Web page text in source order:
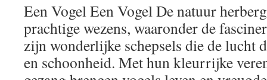
Een Vogel Een Vogel De natuur
prachtige wezens, waaronder de
zijn wonderlijke schepsels die de lucht
en schoonheid. Met hun kleurrijke